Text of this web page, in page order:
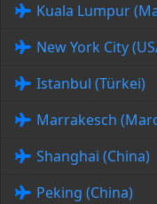
Kuala Lumpur
New York City
Istanbul (Türkei)
Marrakesch
Shanghai (China)
Peking (China)